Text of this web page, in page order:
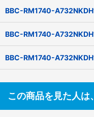
BBC-RM1740-
BBC-RM1740-
BBC-RM1740-
この商品を見た人